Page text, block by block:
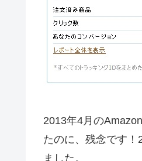
2013年4月のAmazon
たのに、残念です！
ました。